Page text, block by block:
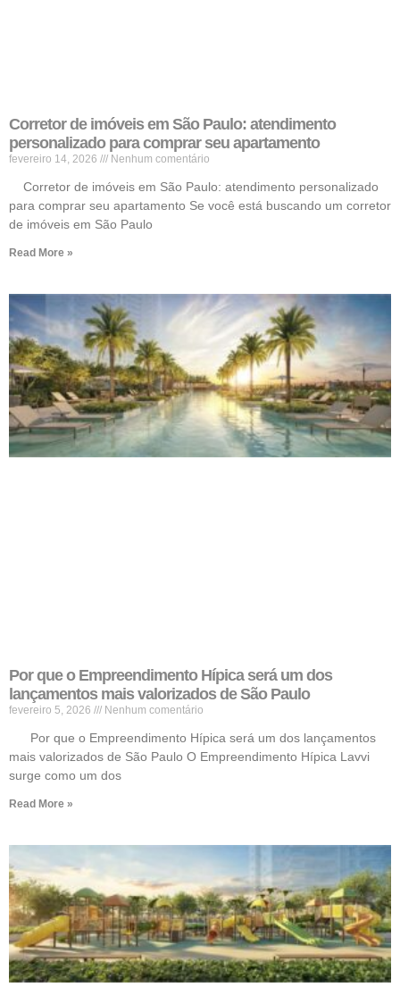
Corretor de imóveis em São Paulo: atendimento
personalizado para comprar seu apartamento
fevereiro 14, 2026 Nenhum comentário
Corretor de imóveis em São Paulo: atendimento personalizado
para comprar seu apartamento Se você está buscando um corretor
de imóveis em São Paulo
Read More »
Por que o Empreendimento Hípica será um dos
lançamentos mais valorizados de São Paulo
fevereiro 5, 2026 Nenhum comentário
Por que o Empreendimento Hípica será um dos lançamentos
mais valorizados de São Paulo O Empreendimento Hípica Lavvi
surge como um dos
Read More »